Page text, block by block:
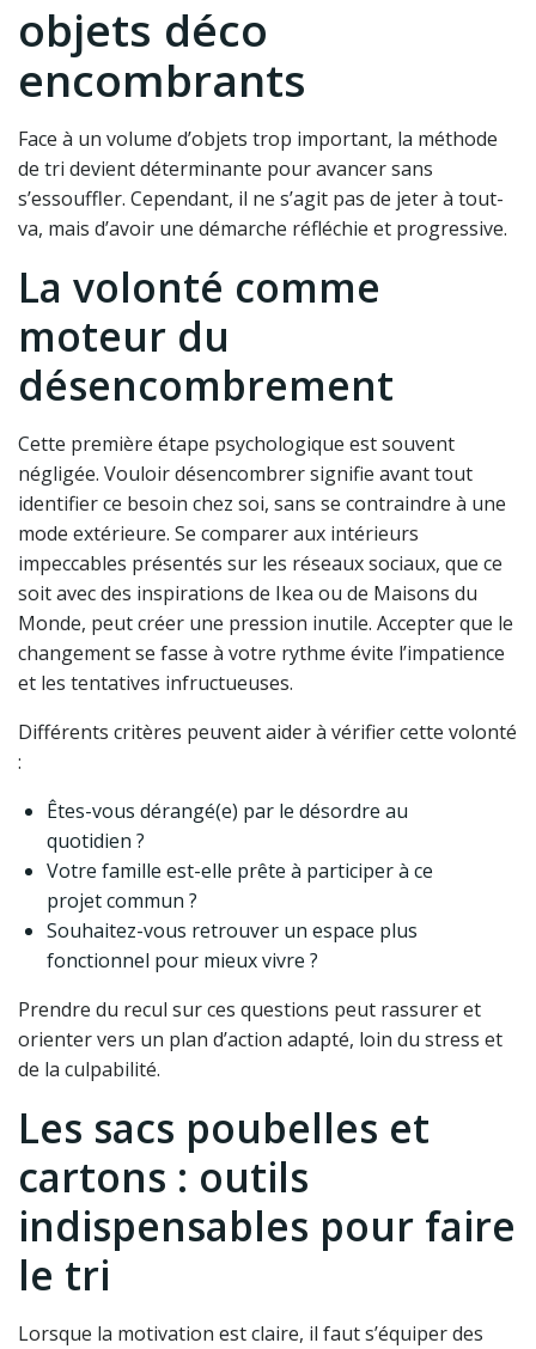
objets déco
encombrants
Face à un volume d’objets trop important, la méthode
de tri devient déterminante pour avancer sans
s’essouffler. Cependant, il ne s’agit pas de jeter à tout-
va, mais d’avoir une démarche réfléchie et progressive.
La volonté comme
moteur du
désencombrement
Cette première étape psychologique est souvent
négligée. Vouloir désencombrer signifie avant tout
identifier ce besoin chez soi, sans se contraindre à une
mode extérieure. Se comparer aux intérieurs
impeccables présentés sur les réseaux sociaux, que ce
soit avec des inspirations de Ikea ou de Maisons du
Monde, peut créer une pression inutile. Accepter que le
changement se fasse à votre rythme évite l’impatience
et les tentatives infructueuses.
Différents critères peuvent aider à vérifier cette volonté
:
Êtes-vous dérangé(e) par le désordre au
quotidien ?
Votre famille est-elle prête à participer à ce
projet commun ?
Souhaitez-vous retrouver un espace plus
fonctionnel pour mieux vivre ?
Prendre du recul sur ces questions peut rassurer et
orienter vers un plan d’action adapté, loin du stress et
de la culpabilité.
Les sacs poubelles et
cartons : outils
indispensables pour faire
le tri
Lorsque la motivation est claire, il faut s’équiper des